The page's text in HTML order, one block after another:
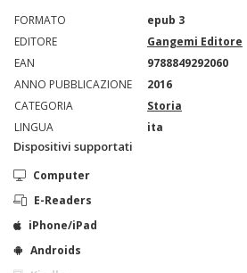
FORMATO
epub 3
EDITORE
Gangemi Editore
EAN
9788849292060
ANNO PUBBLICAZIONE
2016
CATEGORIA
Storia
LINGUA
ita
Dispositivi supportati
Computer
E-Readers
iPhone/iPad
Androids